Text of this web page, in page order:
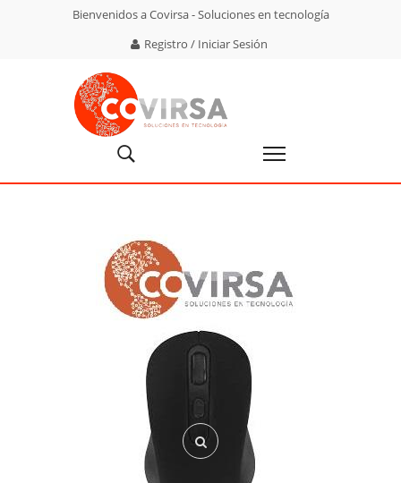
Bienvenidos a Covirsa - Soluciones en tecnología
Registro / Iniciar Sesión